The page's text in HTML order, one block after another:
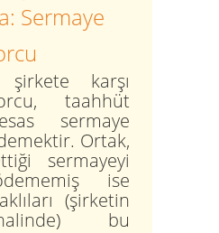
Sermaye
şirkete karşı
taahhüt
esas sermaye
Ortak,
sermayeyi
ise
(şirketin
bu